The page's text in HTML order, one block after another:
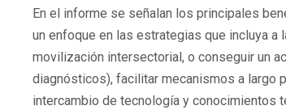
En el informe se señalan los principales
un enfoque en las estrategias que incluya
movilización intersectorial, o conseguir un
diagnósticos), facilitar mecanismos a largo
intercambio de tecnología y conocimientos